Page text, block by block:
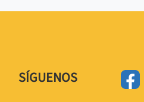
SÍGUENOS